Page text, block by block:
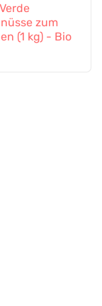
zum
(1 kg) - Bio